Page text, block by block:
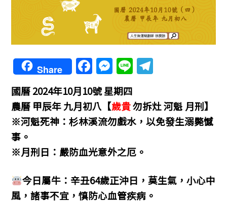
Share F
a
c
e
b
o
o
k
M
e
ss
e
n
g
er
Li
n
e e
gr
a
國曆 2024年10月10號 星期四
農曆 甲辰年 九月初八【歲貴勿拆灶 河魁 月刑】
※河魁死神：杉林溪流勿戲水，以免發生溺斃憾
事。
※月刑日：嚴防血光意外之厄。
今日屬牛：辛丑64歲正沖日，莫生氣，小心中
風，諸事不宜，慎防心血管疾病。